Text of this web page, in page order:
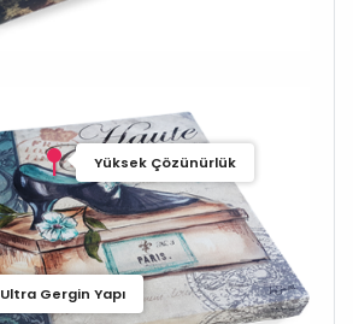
Yüksek Çözünürlük
Ultra Gergin Yapı